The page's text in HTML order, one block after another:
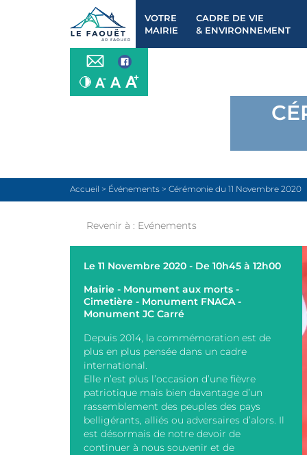
VOTRE
MAIRIE
CADRE DE VIE
& ENVIRONNEMENT
Accueil > Événements > Cérémonie du 11 Novembre 2020
Revenir à : Evénements
Le 11 Novembre 2020 - De 10h45 à 12h00
Mairie - Monument aux morts -
Cimetière - Monument FNACA -
Monument JC Carré
Depuis 2014, la commémoration est de
plus en plus pensée dans un cadre
international.
Elle n’est plus l’occasion d’une fièvre
patriotique mais bien davantage d’un
rassemblement des peuples des pays
belligérants, alliés ou adversaires d’alors. Il
est désormais de notre devoir de
continuer à nous souvenir et de